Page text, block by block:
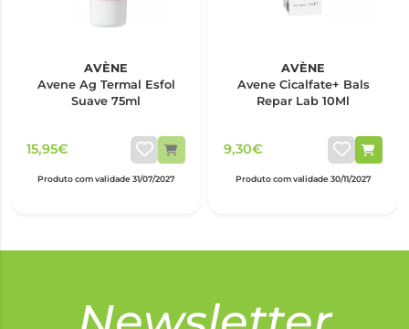
AVÈNE
Avene Ag Termal Esfol
Suave 75ml
15,95€
Produto com validade 31/07/2027
AVÈNE
Avene Cicalfate+ Bals
Repar Lab 10Ml
9,30€
Produto com validade 30/11/2027